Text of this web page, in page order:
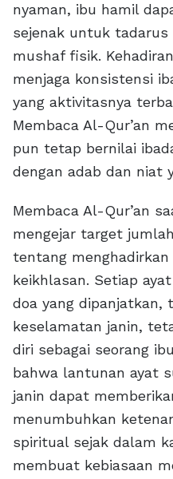
nyaman, ibu hamil
sejenak untuk
mushaf fisik.
menjaga konsistensi
yang aktivitasnya
Membaca Al-Qur’an
pun tetap bernilai
dengan adab dan niat
Membaca Al-Qur’an
mengejar target
tentang
keikhlasan. Setiap
doa yang dipanjatkan,
keselamatan janin,
diri sebagai seorang
bahwa lantunan ayat
janin dapat
menumbuhkan
spiritual sejak dalam
membuat kebiasaan